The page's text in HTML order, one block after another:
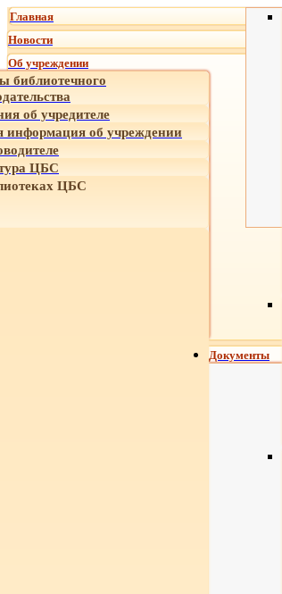
Главная
Новости
Об учреждении
библиотечного
об учредителе
об учреждении
ЦБС
ЦБС
Документы